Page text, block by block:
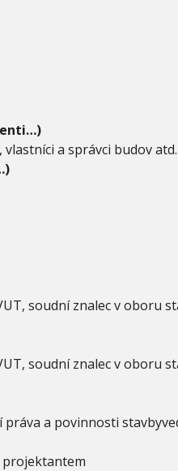
a správci budov atd.
soudní znalec v oboru
soudní znalec v oboru
a povinnosti
projektantem